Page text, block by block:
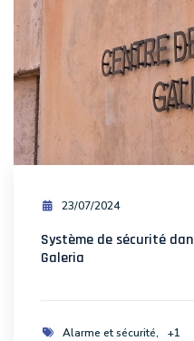
23/07/2024
Système de sécurité
Galeria
Alarme et sécurité +1